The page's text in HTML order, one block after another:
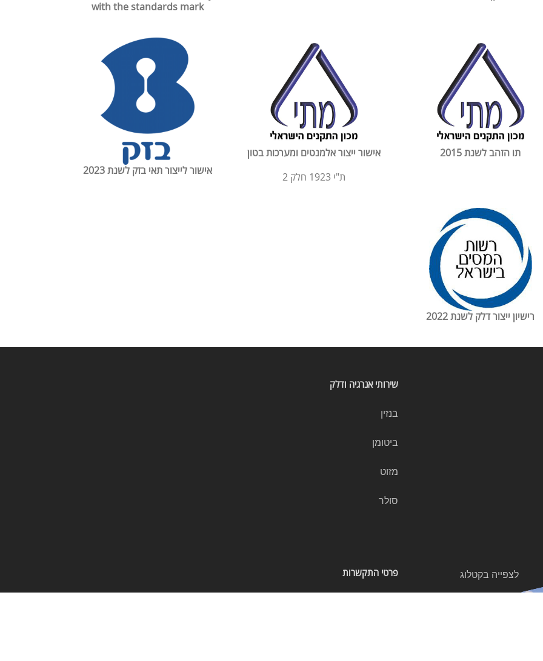
with the standards mark
תו הזהב לשנת 2015 אישור ייצור אלמנטים ומערכות בטון
ת"י 1923 חלק 2
אישור לייצור תאי בזק לשנת2023
רישיון ייצור דלק לשנת 2022
שירותי אנרגיה ודלק
בנזין
ביטומן
מזוט
סולר
פרטי התקשרות לצפייה בקטלוג